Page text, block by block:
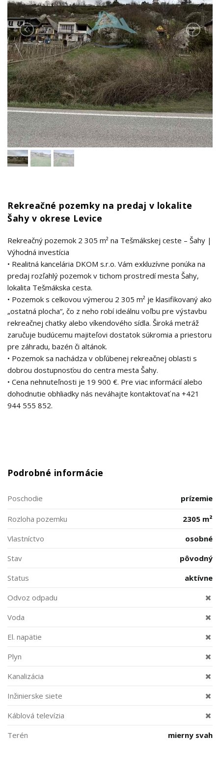
Rekreačné pozemky na predaj v lokalite
Šahy v okrese Levice
Rekreačný pozemok 2 305 m² na Tešmákskej ceste – Šahy |
Výhodná investícia
• Realitná kancelária DKOM s.r.o. Vám exkluzívne ponúka na
predaj rozľahlý pozemok v tichom prostredí mesta Šahy,
lokalita Tešmákska cesta.
• Pozemok s celkovou výmerou 2 305 m² je klasifikovaný ako
„ostatná plocha“, čo z neho robí ideálnu voľbu pre výstavbu
rekreačnej chatky alebo víkendového sídla. Široká metráž
zaručuje budúcemu majiteľovi dostatok súkromia a priestoru
pre záhradu, bazén či altánok.
• Pozemok sa nachádza v obľúbenej rekreačnej oblasti s
dobrou dostupnosťou do centra mesta Šahy.
• Cena nehnuteľnosti je 19 900 €. Pre viac informácií alebo
dohodnutie obhliadky nás neváhajte kontaktovať na +421
944 555 852.
Podrobné informácie
Poschodie prízemie
Rozloha pozemku
2305 m²
Vlastníctvo
osobné
Stav
pôvodný
Status
aktívne
Odvoz odpadu
Voda
El. napätie
Plyn
Kanalizácia
Inžinierske siete
Káblová televízia
Terén
mierny svah